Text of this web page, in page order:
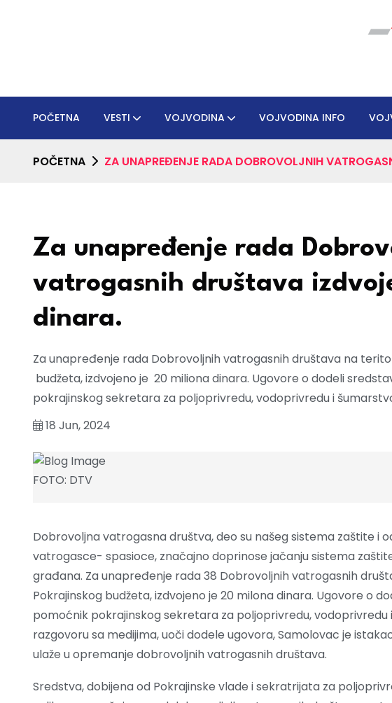
POČETNA VESTI VOJVODINA VOJVODINA INFO
POČETNA ZA UNAPREĐENJE RADA DOBROVOLJNIH
Za unapređenje rada
vatrogasnih društava
dinara.
Za unapređenje rada Dobrovoljnih vatrogasnih društava na
budžeta, izdvojeno je 20 miliona dinara. Ugovore o dodeli
pokrajinskog sekretara za poljoprivredu, vodoprivredu i
18 Jun, 2024
FOTO: DTV
Dobrovoljna vatrogasna društva, deo su našeg sistema zaštite i
vatrogasce- spasioce, značajno doprinose jačanju sistema
građana. Za unapređenje rada 38 Dobrovoljnih vatrogasnih
Pokrajinskog budžeta, izdvojeno je 20 milona dinara. Ugovore o
pomoćnik pokrajinskog sekretara za poljoprivredu, vodoprivredu
razgovoru sa medijima, uoči dodele ugovora, Samolovac je
ulaže u opremanje dobrovoljnih vatrogasnih društava.
Sredstva, dobijena od Pokrajinske vlade i sekratrijata za